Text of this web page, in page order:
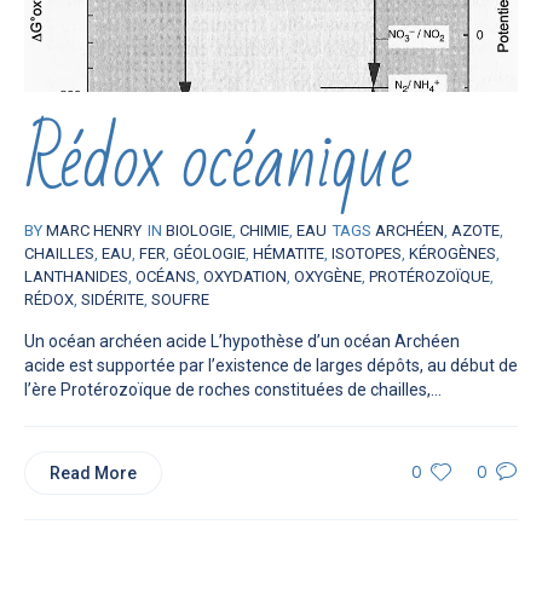
Rédox océanique
BY MARC HENRY IN BIOLOGIE CHIMIE EAU TAGS ARCHÉEN AZOTE
CHAILLES EAU FER GÉOLOGIE HÉMATITE ISOTOPES KÉROGÈNES
LANTHANIDES OCÉANS OXYDATION OXYGÈNE PROTÉROZOÏQUE
RÉDOX SIDÉRITE SOUFRE
Un océan archéen acide L’hypothèse d’un océan Archéen
acide est supportée par l’existence de larges dépôts, au début de
l’ère Protérozoïque de roches constituées de chailles,...
0 0
Read More